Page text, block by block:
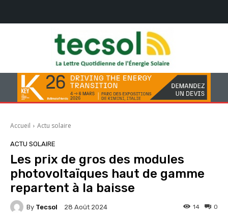
Accueil Actu solaire
ACTU SOLAIRE
Les prix de gros des modules
photovoltaïques haut de gamme
repartent à la baisse
By Tecsol 28 Août 2024 0
14